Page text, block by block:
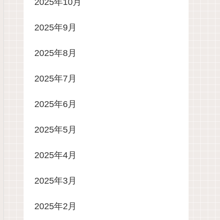
2025年10月
2025年9月
2025年8月
2025年7月
2025年6月
2025年5月
2025年4月
2025年3月
2025年2月